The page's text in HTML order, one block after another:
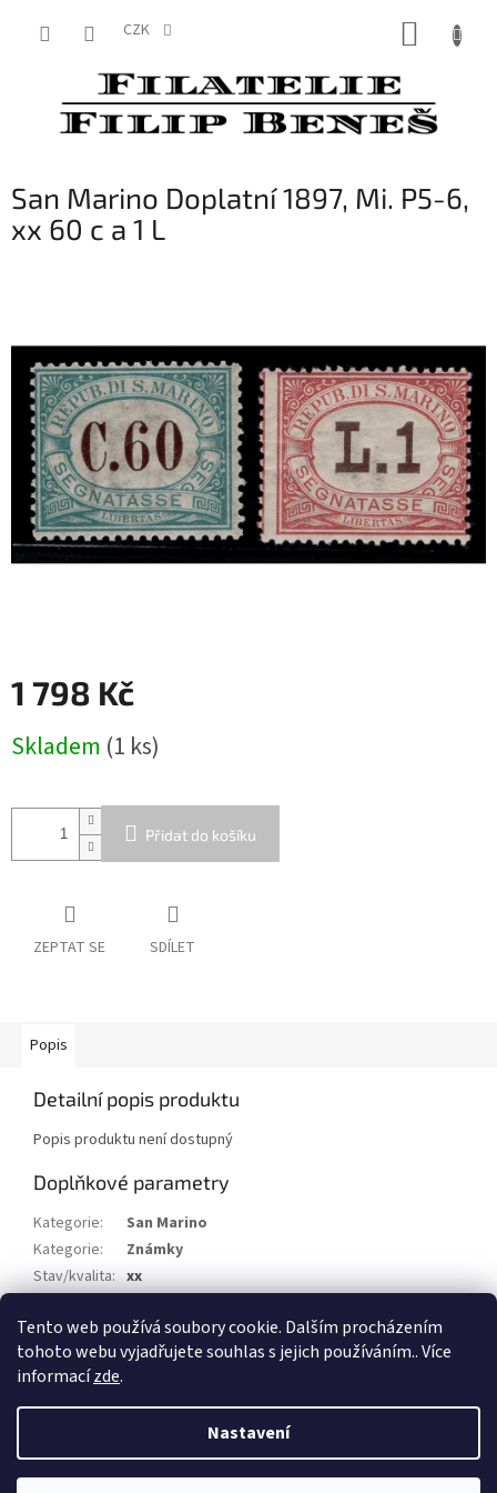
Tento web používá soubory cookie. Dalším procházením
tohoto webu vyjadřujete souhlas s jejich používáním.. Více
informacízde.
Nastavení
CZK
San Marino Doplatní 1897, Mi. P5-6,
xx 60 c a 1 L
1 798 Kč
cena:
Skladem (1 ks)
Přidat do košíku
ZEPTAT SE SDÍLET
Popis
Detailní popis produktu
Popis produktu není dostupný
Doplňkové parametry
Kategorie:
San Marino
Kategorie:
Známky
Stav/kvalita: xx
Rok: 1897
Vytvořil Shoptet